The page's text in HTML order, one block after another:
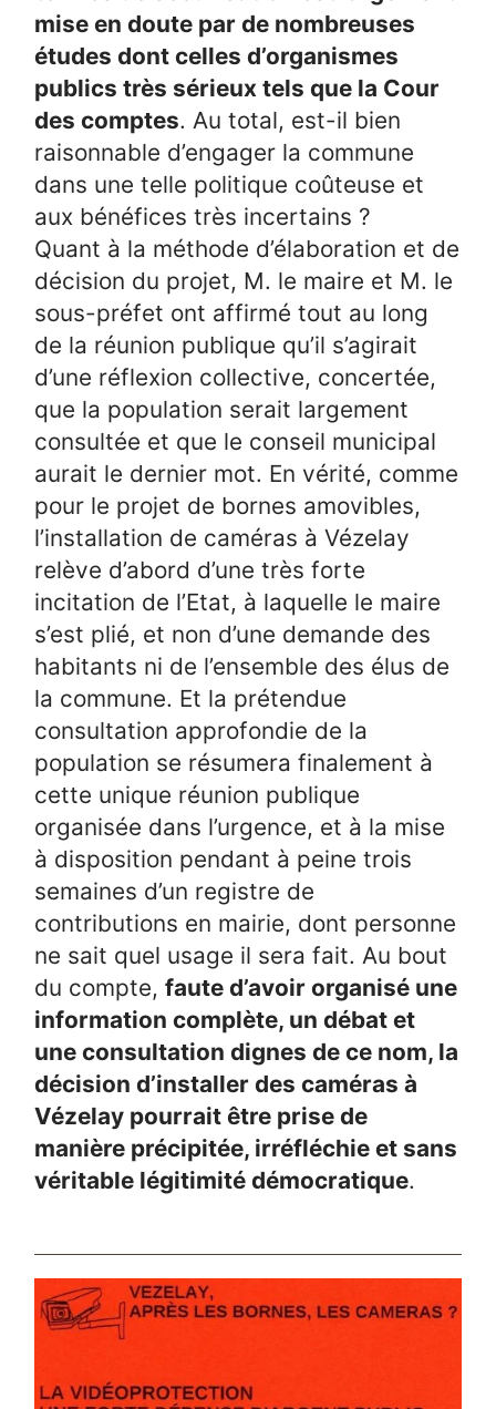
mise en doute par de nombreuses
études dont celles d’organismes
publics très sérieux tels que la Cour
des comptes. Au total, est-il bien
raisonnable d’engager la commune
dans une telle politique coûteuse et
aux bénéfices très incertains ?
Quant à la méthode d’élaboration et de
décision du projet, M. le maire et M. le
sous-préfet ont affirmé tout au long
de la réunion publique qu’il s’agirait
d’une réflexion collective, concertée,
que la population serait largement
consultée et que le conseil municipal
aurait le dernier mot. En vérité, comme
pour le projet de bornes amovibles,
l’installation de caméras à Vézelay
relève d’abord d’une très forte
incitation de l’Etat, à laquelle le maire
s’est plié, et non d’une demande des
habitants ni de l’ensemble des élus de
la commune. Et la prétendue
consultation approfondie de la
population se résumera finalement à
cette unique réunion publique
organisée dans l’urgence, et à la mise
à disposition pendant à peine trois
semaines d’un registre de
contributions en mairie, dont personne
ne sait quel usage il sera fait. Au bout
du compte,faute d’avoir organisé une
information complète, un débat et
une consultation dignes de ce nom, la
décision d’installer des caméras à
Vézelay pourrait être prise de
manière précipitée, irréfléchie et sans
véritable légitimité démocratique.